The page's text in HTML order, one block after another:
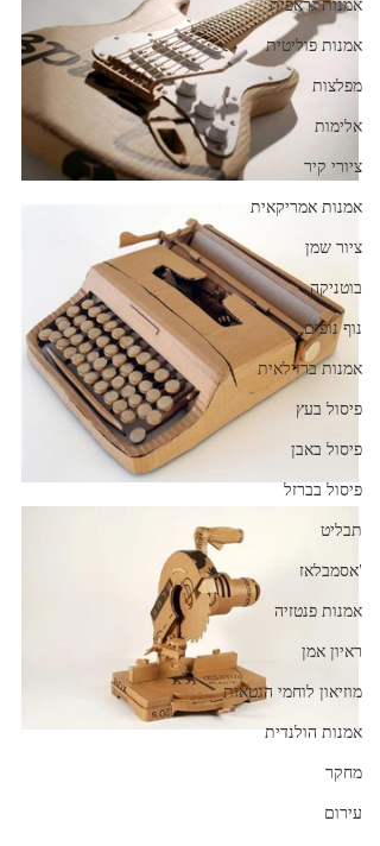
אמנות גראפית
אמנות פוליטית
מפלצות
אלימות
ציורי קיר
אמנות אמריקאית
ציור שמן
בוטניקה
נוף נופים
אמנות ברזילאית
פיסול בעץ
פיסול באבן
פיסול בברזל
תבליט
'אסמבלאז
אמנות פנטזיה
ראיון אמן
מוזיאון לוחמי הגטאות
אמנות הולנדית
מחקר
עירום